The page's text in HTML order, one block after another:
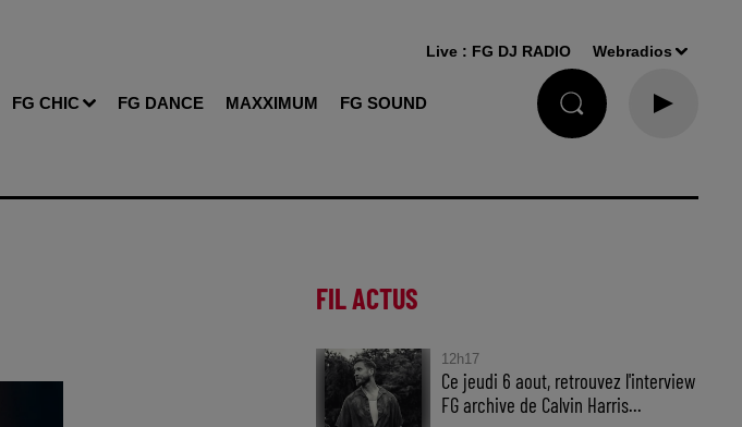
FG CHIC FG DANCE MAXXIMUM FG SOUND
Live : FG DJ RADIO Webradios
FIL ACTUS
12h17
Ce jeudi 6 aout, retrouvez l'interview
FG archive de Calvin Harris...